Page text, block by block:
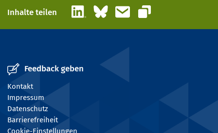
Inhalte teilen LinkedInBlueskyE-Mail
Link kopieren
Feedback geben
Kontakt
Impressum
Datenschutz
Barrierefreiheit
Cookie-Einstellungen